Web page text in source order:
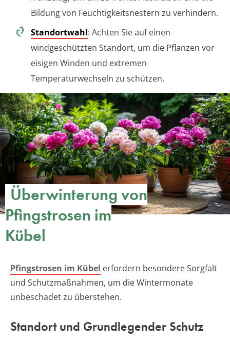
Bildung von Feuchtigkeitsnestern zu verhindern.
Standortwahl: Achten Sie auf einen
windgeschützten Standort, um die Pflanzen vor
eisigen Winden und extremen
Temperaturwechseln zu schützen.
Überwinterung von
Pfingstrosen im
Kübel
Pfingstrosen im Kübel erfordern besondere Sorgfalt
und Schutzmaßnahmen, um die Wintermonate
unbeschadet zu überstehen.
Standort und Grundlegender Schutz